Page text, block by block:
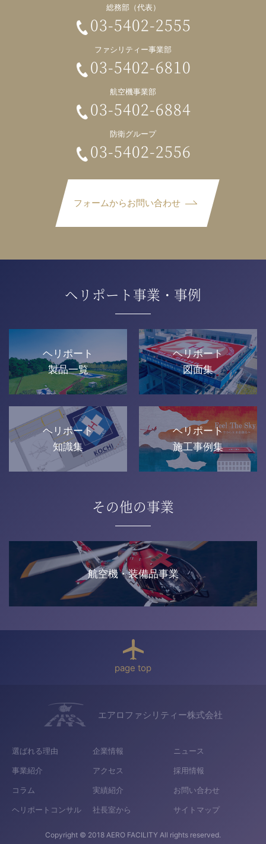
フォームからお問い合わせ
総務部（代表）
03-5402-2555
ファシリティー事業部
03-5402-6810
航空機事業部
03-5402-6884
防衛グループ
03-5402-2556
ヘリポート事業・事例
ヘリポート
製品一覧
ヘリポート
図面集
ヘリポート
知識集
ヘリポート
施工事例集
その他の事業
航空機・装備品事業
page top
エアロファシリティー株式会社
選ばれる理由 企業情報 ニュース
事業紹介 アクセス 採用情報
コラム 実績紹介 お問い合わせ
ヘリポートコンサル 社長室から サイトマップ
Copyright © 2018 AERO FACILITY All rights reserved.